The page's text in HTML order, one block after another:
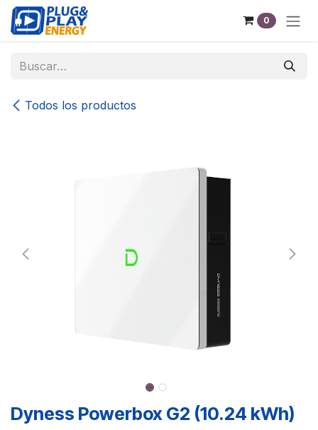
Ir al contenido
0
Todos los productos
Dyness Powerbox G2 (10.24 kWh)